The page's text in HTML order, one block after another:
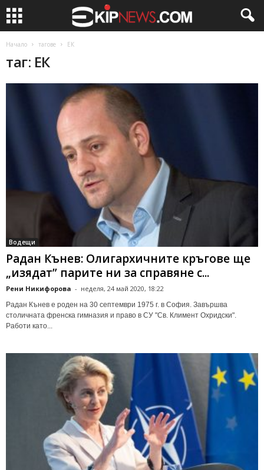
Начало тагове ЕК
таг: ЕК
Водещи
Радан Кънев: Олигархичните кръгове ще
„изядат” парите ни за справяне с...
Рени Никифорова - неделя, 24 май 2020, 18:22
Радан Кънев е роден на 30 септември 1975 г. в София. Завършва
столичната френска гимназия и право в СУ "Св. Климент Охридски".
Работи като...